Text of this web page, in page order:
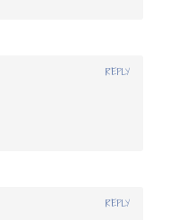
REPLY
REPLY